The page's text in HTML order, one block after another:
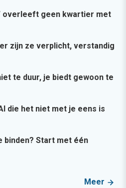
overleeft geen kwartier met
zijn ze verplicht, verstandig
te duur, je biedt gewoon te
die het niet met je eens is
binden? Start met één
Meer